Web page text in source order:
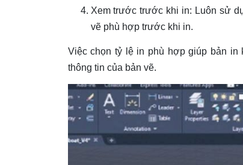
Xem trước trước khi in: Luôn sử
vẽ phù hợp trước khi in.
Việc chọn tỷ lệ in phù hợp giúp bản in
thông tin của bản vẽ.